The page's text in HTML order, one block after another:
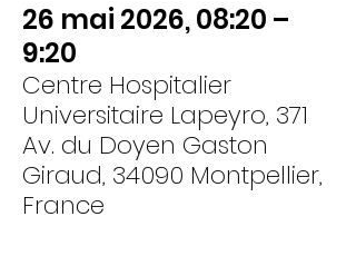
26 mai 2026, 08:20 –
9:20
Centre Hospitalier
Universitaire Lapeyro, 371
Av. du Doyen Gaston
Giraud, 34090 Montpellier,
France